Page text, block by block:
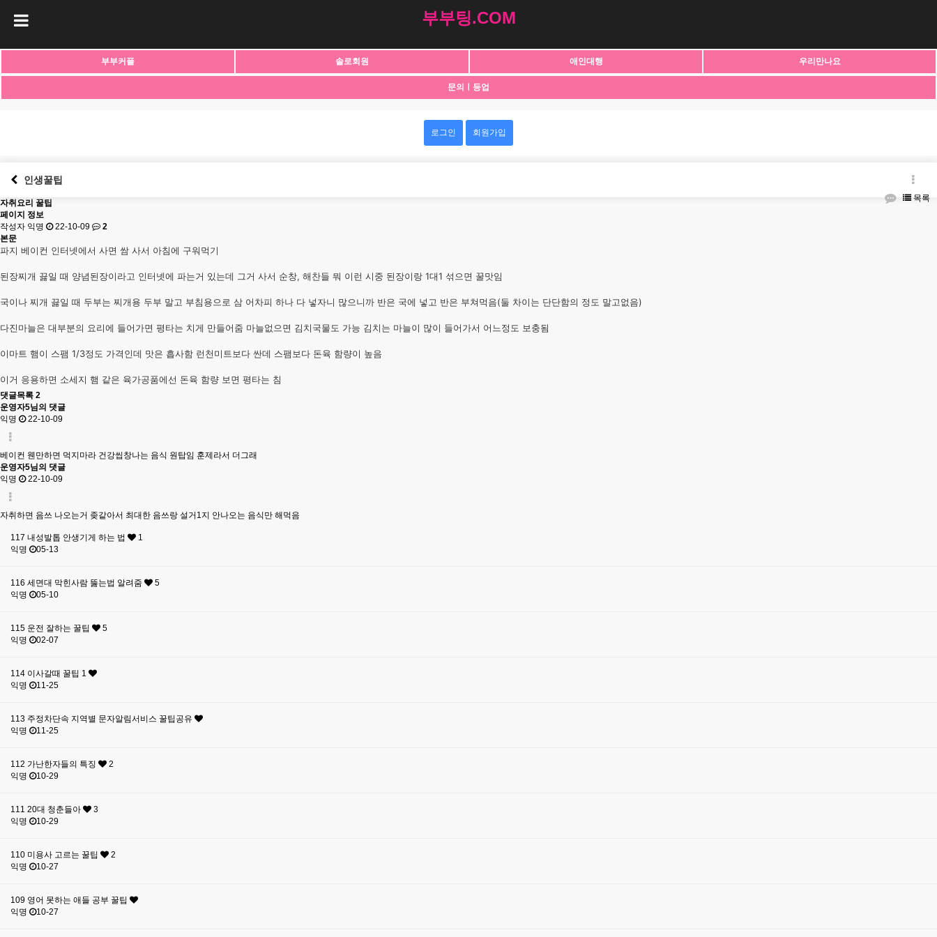
부부팅.COM
부부커플 솔로회원 애인대행 우리만나요
문의ㅣ등업
로그인 회원가입
인생꿀팁
목록
자취요리 꿀팁
페이지 정보
작성자 익명
22-10-09
2
본문
파지 베이컨 인터넷에서 사면 쌈 사서 아침에 구워먹기
된장찌개 끓일 때 양념된장이라고 인터넷에 파는거 있는데 그거 사서 순창, 해찬들 뭐 이런 시중 된장이랑 1대1 섞으면 꿀맛임
국이나 찌개 끓일 때 두부는 찌개용 두부 말고 부침용으로 삼 어차피 하나 다 넣자니 많으니까 반은 국에 넣고 반은 부쳐먹음(둘 차이는 단단함의 정도 말고없음)
다진마늘은 대부분의 요리에 들어가면 평타는 치게 만들어줌 마늘없으면 김치국물도 가능 김치는 마늘이 많이 들어가서 어느정도 보충됨
이마트 햄이 스팸 1/3정도 가격인데 맛은 흡사함 런천미트보다 싼데 스팸보다 돈육 함량이 높음
이거 응용하면 소세지 햄 같은 육가공품에선 돈육 함량 보면 평타는 침
댓글목록 2
운영자5님의 댓글
익명
22-10-09
베이컨 웬만하면 먹지마라 건강씹창나는 음식 원탑임 훈제라서 더그래
운영자5님의 댓글
익명
22-10-09
자취하면 음쓰 나오는거 좆같아서 최대한 음쓰랑 설거1지 안나오는 음식만 해먹음
117 내성발톱 안생기게 하는 법
1
익명
05-13
116 세면대 막힌사람 뚫는법 알려줌
5
익명
05-10
115 운전 잘하는 꿀팁
5
익명
02-07
114 이사갈때 꿀팁 1
익명
11-25
113 주정차단속 지역별 문자알림서비스 꿀팁공유
익명
11-25
112 가난한자들의 특징
2
익명
10-29
111 20대 청춘들아
3
익명
10-29
110 미용사 고르는 꿀팁
2
익명
10-27
109 영어 못하는 애들 공부 꿀팁
익명
10-27